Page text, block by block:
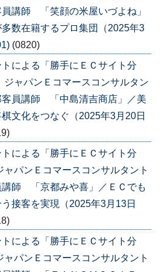
講師 「笑顔の米屋いづよね」
数在籍するプロ集団（2025年3
(0820)
トによる「勝手にＥＣサイト分
ャパンＥコマースコンサルタン
員講師 「中島清吉商店」／美
文化をつなぐ（2025年3月20日
トによる「勝手にＥＣサイト分
パンＥコマースコンサルタント
師 「京都みや喜」／ＥＣでも
接客を実現（2025年3月13日
トによる「勝手にＥＣサイト分
パンＥコマースコンサルタント